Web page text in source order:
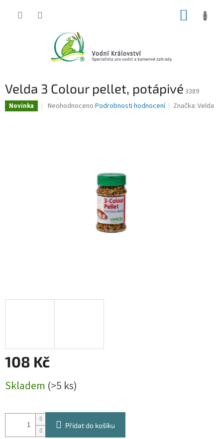
Velda 3 Colour pellet, potápivé 3389
Novinka
Průměrné
Neohodnoceno Podrobnosti hodnocení Značka:Velda
108 Kč
cena:
Skladem (>5 ks)
Přidat do košíku